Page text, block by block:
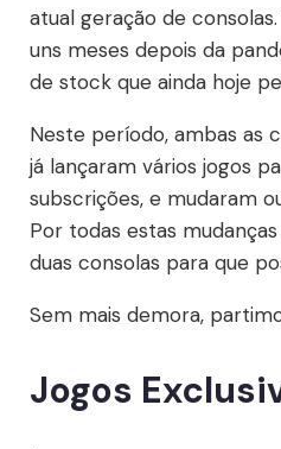
atual geração de
uns meses depois da
de stock que ainda hoje
Neste período, ambas as
já lançaram vários jogos
subscrições, e mudaram
Por todas estas
duas consolas para que
Sem mais demora,
Jogos